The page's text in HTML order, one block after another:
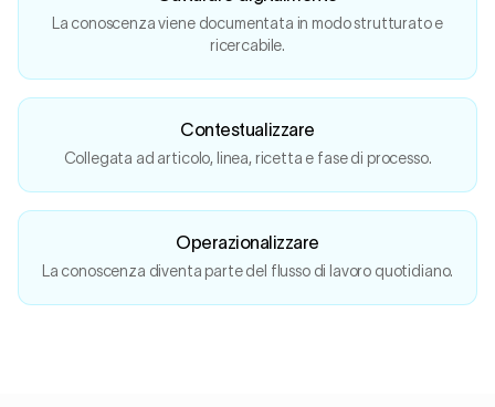
La conoscenza viene documentata in modo strutturato e
ricercabile.
Contestualizzare
Collegata ad articolo, linea, ricetta e fase di processo.
Operazionalizzare
La conoscenza diventa parte del flusso di lavoro quotidiano.